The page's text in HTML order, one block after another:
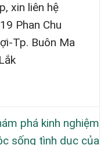
xin liên hệ
Phan Chu
Tp. Buôn Ma
phá kinh nghiệm
sống tình dục của